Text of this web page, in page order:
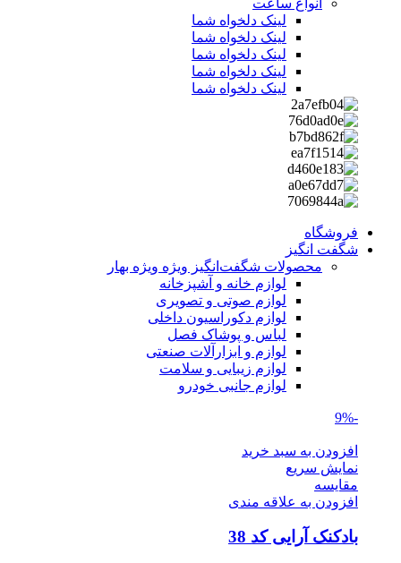
انواع ساعت
لینک دلخواه شما
لینک دلخواه شما
لینک دلخواه شما
لینک دلخواه شما
لینک دلخواه شما
فروشگاه
شگفت انگیز
محصولات شگفت‌انگیز ویژه ویژه بهار
لوازم خانه و آشپزخانه
لوازم صوتی و تصویری
لوازم دکوراسیون داخلی
لباس و پوشاک فصل
لوازم و ابزارآلات صنعتی
لوازم زیبایی و سلامت
لوازم جانبی خودرو
-9%
افزودن به سبد خرید
نمایش سریع
مقايسه
افزودن به علاقه مندی
بادکنک آرایی کد 38